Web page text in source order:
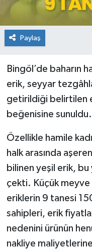
Paylaş
Bingöl’de baharın
erik, seyyar
getirildiği belirtilen
beğenisine sunuldu.
Özellikle hamile
halk arasında
bilinen yeşil erik, bu
çekti. Küçük meyve
eriklerin 9 tanesi
sahipleri, erik
nedenini ürünün
nakliye maliyetlerine
SİYASET
SOLHAN
SPOR
YEDİSU